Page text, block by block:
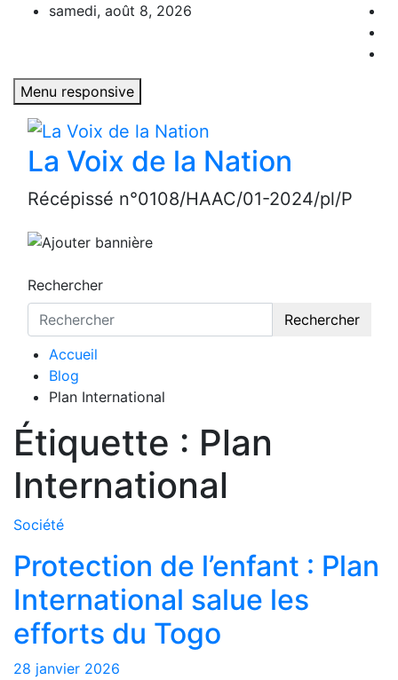
samedi, août 8, 2026
Menu responsive
La Voix de la Nation
Récépissé n°0108/HAAC/01-2024/pl/P
Rechercher
Rechercher
Accueil
Blog
Plan International
Étiquette : Plan
International
Société
Protection de l’enfant : Plan
International salue les
efforts du Togo
28 janvier 2026